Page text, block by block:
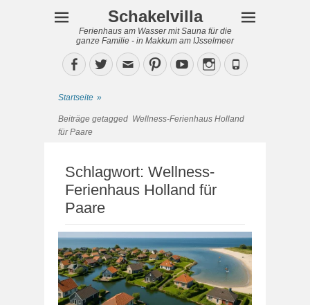
Schakelvilla
Ferienhaus am Wasser mit Sauna für die
ganze Familie - in Makkum am IJsselmeer
Facebook
TwitterEmailPinterestYouTubeInstagram
Phone
Startseite »
Beiträge getagged Wellness-Ferienhaus Holland
für Paare
Schlagwort: Wellness-
Ferienhaus Holland für
Paare